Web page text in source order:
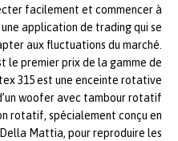
facilement et commencer à
application de trading qui se
aux fluctuations du marché.
le premier prix de la gamme de
315 est une enceinte rotative
woofer avec tambour rotatif
rotatif, spécialement conçu en
Mattia, pour reproduire les